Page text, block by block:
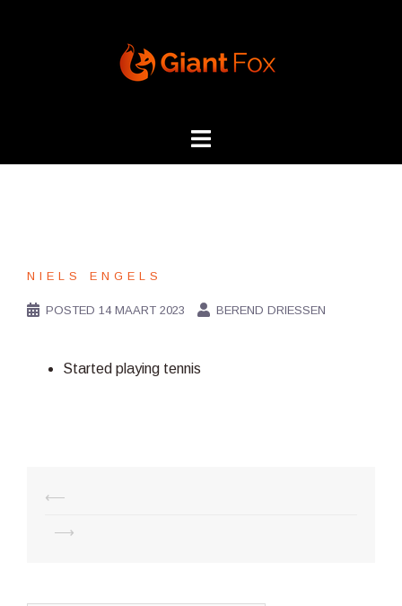
NIELS ENGELS
POSTED 14 MAART 2023 BEREND DRIESSEN
Started playing tennis
Post
navigation
⟵
⟶